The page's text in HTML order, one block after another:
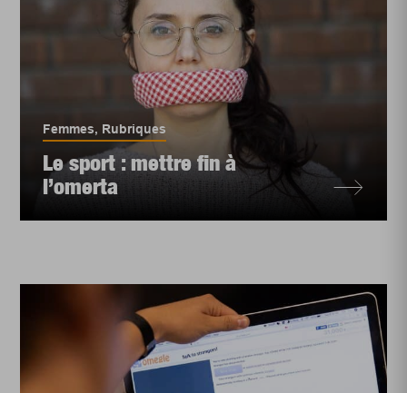
Femmes, Rubriques
Le sport : mettre fin à
l’omerta